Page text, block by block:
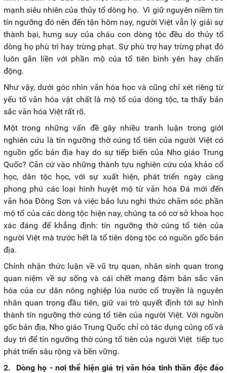
mạnh siêu nhiên của thủy tổ dòng họ. Vì giữ nguyên niềm tin
tín ngưỡng đó nên đến tận hôm nay, người Việt vẫn lý giải sự
thành bại, hưng suy của cháu con dòng tộc đều do thủy tổ
dòng họ phù trì hay trừng phạt. Sự phù trợ hay trừng phạt đó
luôn gắn liền với phần mộ của tổ tiên bình yên hay chấn
động.
Như vậy, dưới góc nhìn văn hóa học và cũng chỉ xét riêng từ
yếu tố văn hóa vật chất là mộ tổ của dòng tộc, ta thấy bản
sắc văn hóa Việt rất rõ.
Một trong những vấn đề gây nhiều tranh luận trong giới
nghiên cứu là tín ngưỡng thờ cúng tổ tiên của người Việt có
nguồn gốc bản địa hay do sự tiếp biến của Nho giáo Trung
Quốc? Căn cứ vào những thành tựu nghiên cứu của khảo cổ
học, dân tộc học, với sự xuất hiện, phát triển ngày càng
phong phú các loại hình huyệt mộ từ văn hóa Đá mới đến
văn hóa Đông Sơn và việc bảo lưu nghi thức chăm sóc phần
mộ tổ của các dòng tộc hiện nay, chúng ta có cơ sở khoa học
xác đáng để khẳng định: tín ngưỡng thờ cúng tổ tiên của
người Việt mà trước hết là tổ tiên dòng tộc có nguồn gốc bản
địa.
Chính nhận thức luận về vũ trụ quan, nhân sinh quan trong
quan niệm về sự sống và cái chết mang đậm bản sắc văn
hóa của cư dân nông nghiệp lúa nước cổ truyền là nguyên
nhân quan trọng đầu tiên, giữ vai trò quyết định tới sự hình
thành tín ngưỡng thờ cúng tổ tiên của người Việt. Với nguồn
gốc bản địa, Nho giáo Trung Quốc chỉ có tác dụng củng cố và
duy trì để tín ngưỡng thờ cúng tổ tiên của người Việt tiếp tục
phát triển sâu rộng và bền vững.
2. Dòng họ - nơi thể hiện giá trị văn hóa tinh thần độc đáo